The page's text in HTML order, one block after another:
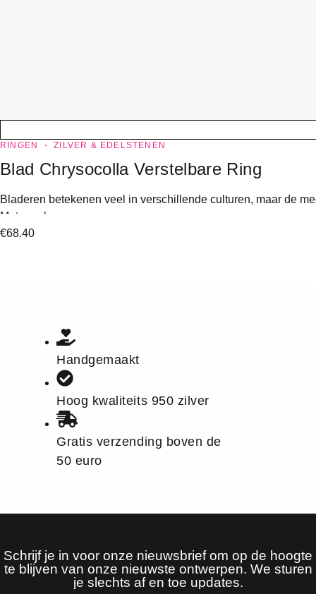
RINGEN ZILVER & EDELSTENEN
Blad Chrysocolla Verstelbare Ring
Bladeren betekenen veel in verschillende culturen, maar de
Met parelmoer.
€68.40
Handgemaakt
Hoog kwaliteits 950 zilver
Gratis verzending boven de
50 euro
Schrijf je in voor onze nieuwsbrief om op de hoogte
te blijven van onze nieuwste ontwerpen. We sturen
je slechts af en toe updates.